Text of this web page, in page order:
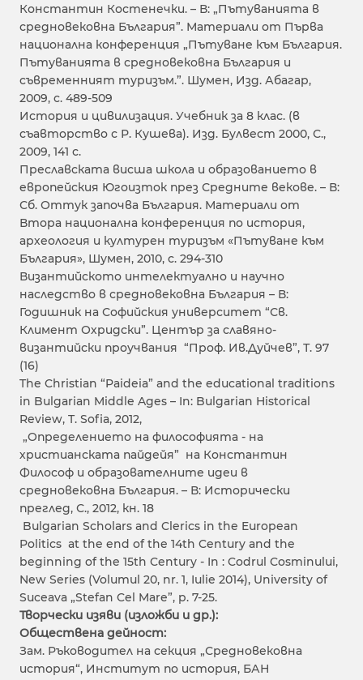
Константин Костенечки. – В: „Пътуванията в
средновековна България”. Материали от Първа
национална конференция „Пътуване към България.
Пътуванията в средновековна България и
съвременният туризъм.”. Шумен, Изд. Абагар,
2009, с. 489-509
История и цивилизация. Учебник за 8 клас. (в
съавторство с Р. Кушева). Изд. Булвест 2000, С.,
2009, 141 с.
Преславската висша школа и образованието в
европейския Югоизток през Средните векове. – В:
Сб. Оттук започва България. Материали от
Втора национална конференция по история,
археология и културен туризъм «Пътуване към
България», Шумен, 2010, с. 294-310
Византийското интелектуално и научно
наследство в средновековна България – В:
Годишник на Софийския университет “Св.
Климент Охридски”. Център за славяно-
византийски проучвания “Проф. Ив.Дуйчев”, Т. 97
(16)
The Christian “Paideia” and the educational traditions
in Bulgarian Middle Ages – In: Bulgarian Historical
Review, T. Sofia, 2012,
„Определението на философията - на
христианската пайдейя” на Константин
Философ и образователните идеи в
средновековна България. – В: Исторически
преглед, С., 2012, кн. 18
Bulgarian Scholars and Clerics in the European
Politics at the end of the 14th Century and the
beginning of the 15th Century - In : Codrul Cosminului,
New Series (Volumul 20, nr. 1, Iulie 2014), University of
Suceava „Stefan Cel Mare”, p. 7-25.
Творчески изяви (изложби и др.):
Обществена дейност:
Зам. Ръководител на секция „Средновековна
история“, Институт по история, БАН